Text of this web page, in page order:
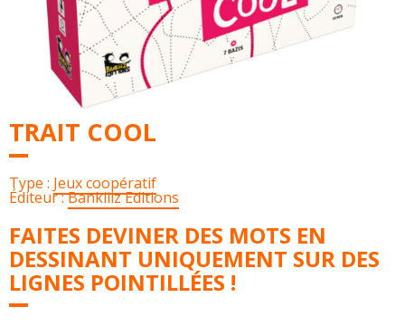
TRAIT COOL
Type : Jeux coopératif
Éditeur :Bankiiiz Editions
FAITES DEVINER DES MOTS EN
DESSINANT UNIQUEMENT SUR DES
LIGNES POINTILLÉES !